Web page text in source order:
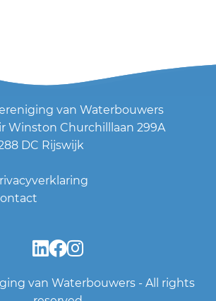
van Waterbouwers
Winston Churchilllaan 299A
DC Rijswijk
van Waterbouwers - All rights